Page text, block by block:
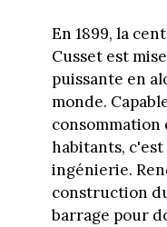
En 1899, la
Cusset est
puissante en
monde.
consommation
habitants,
ingénierie.
construction
barrage pour